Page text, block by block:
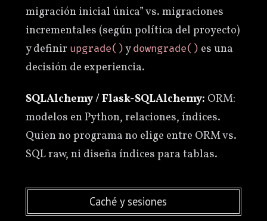
migración inicial única” vs. migraciones
incrementales (según política del proyecto)
y definir upgrade()ydowngrade() es una
decisión de experiencia.
SQLAlchemy / Flask-SQLAlchemy: ORM:
modelos en Python, relaciones, índices.
Quien no programa no elige entre ORM vs.
SQL raw, ni diseña índices para tablas.
Caché y sesiones